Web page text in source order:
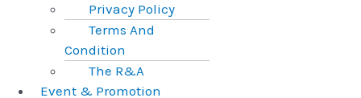
Privacy Policy
Terms And
Condition
The R&A
Event & Promotion